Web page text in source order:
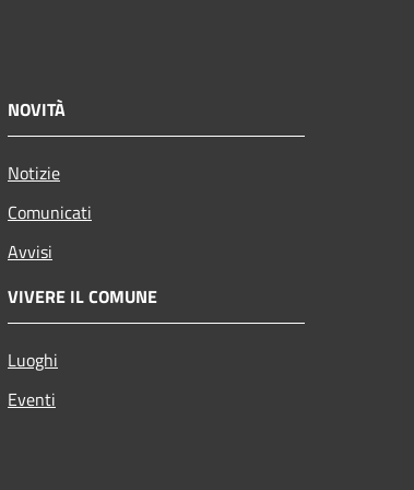
NOVITÀ
Notizie
Comunicati
Avvisi
VIVERE IL COMUNE
Luoghi
Eventi